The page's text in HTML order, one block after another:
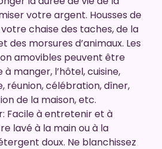
votre argent. Housses de
chaise des taches, de la
des morsures d’animaux. Les
amovibles peuvent être
manger, l’hôtel, cuisine,
réunion, célébration, dîner,
de la maison, etc.
Facile à entretenir et à
lavé à la main ou à la
doux. Ne blanchissez